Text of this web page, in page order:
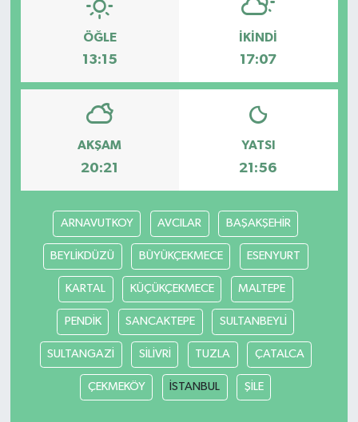
ÖĞLE
13:15
İKINDI
17:07
AKŞAM
20:21
YATSI
21:56
ARNAVUTKOY AVCILAR BAŞAKŞEHİR
BEYLİKDÜZÜ BÜYÜKÇEKMECE ESENYURT
KARTAL KÜÇÜKÇEKMECE MALTEPE
PENDİK SANCAKTEPE SULTANBEYLİ
SULTANGAZİ SİLİVRİ TUZLA ÇATALCA
ÇEKMEKÖY İSTANBUL ŞİLE